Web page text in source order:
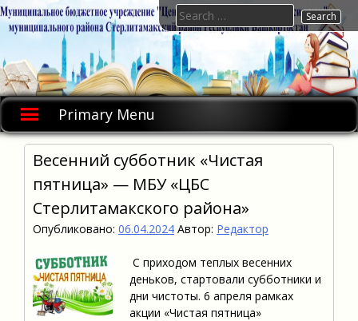
Skip
to
Primary Menu
Search
for:
Весенний субботник «Чистая
пятница» — МБУ «ЦБС
Стерлитамакского района»
Опубликовано: 06.04.2024 Автор: Редактор
С приходом теплых весенних
деньков, стартовали субботники и
дни чистоты. 6 апреля рамках
акции «Чистая пятница»